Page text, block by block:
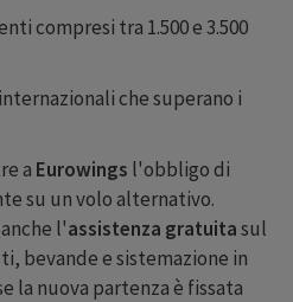
compresi tra 1.500 e 3.500
che superano i
a Eurowings l'obbligo di
su un volo alternativo.
l'assistenza gratuitasul
bevande e sistemazione in
la nuova partenza è fissata